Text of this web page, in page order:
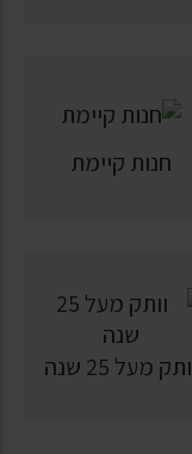
חנות קיימת
מעל 25 שנה